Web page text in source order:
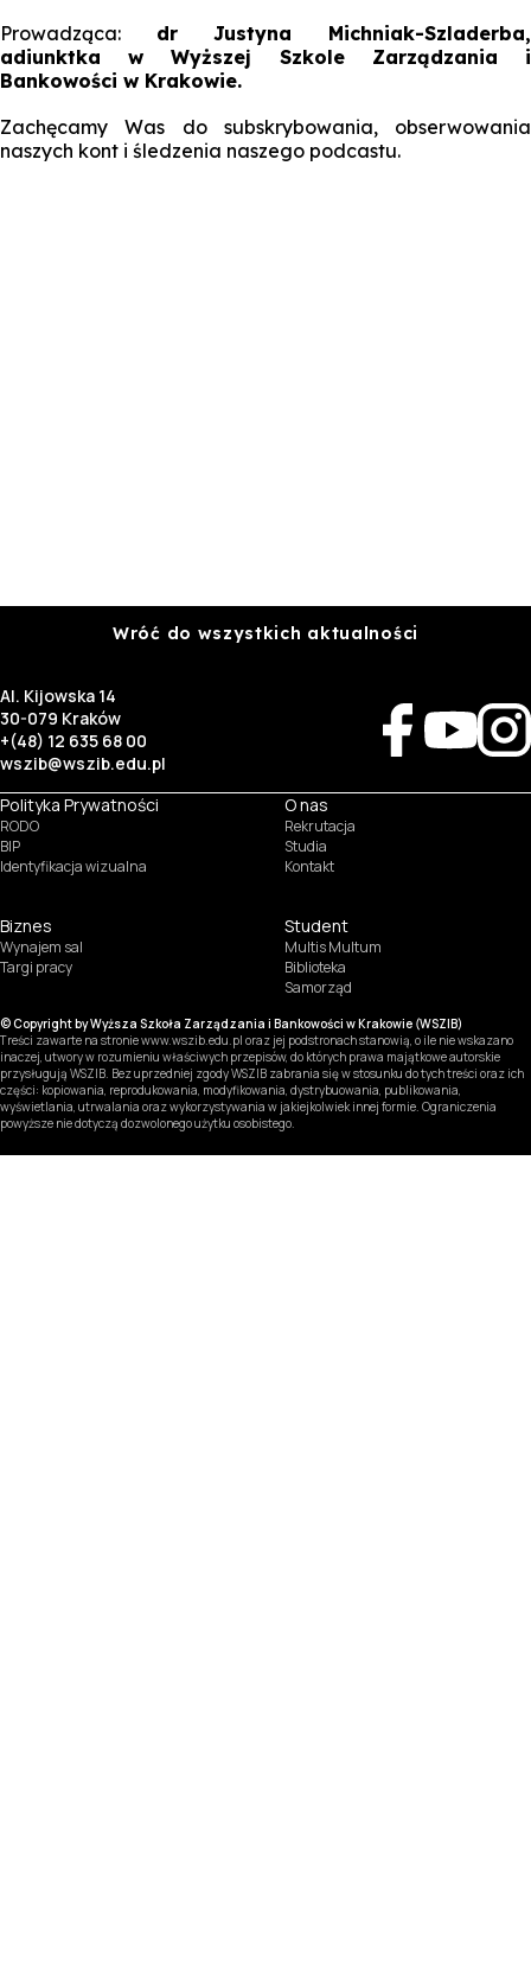
Prowadząca: dr Justyna Michniak-Szladerba,
adiunktka w Wyższej Szkole Zarządzania i
Bankowości w Krakowie.
Zachęcamy Was do subskrybowania, obserwowania
naszych kont i śledzenia naszego podcastu.
Wróć do wszystkich aktualności
Al. Kijowska 14
30-079 Kraków
+(48) 12 635 68 00
wszib@wszib.edu.pl
Polityka Prywatności
RODO
BIP
Identyfikacja wizualna
O nas
Rekrutacja
Studia
Kontakt
Biznes
Wynajem sal
Targi pracy
Student
Multis Multum
Biblioteka
Samorząd
© Copyright by Wyższa Szkoła Zarządzania i Bankowości w Krakowie (WSZIB)
Treści zawarte na stronie www.wszib.edu.pl oraz jej podstronach stanowią, o ile nie wskazano
inaczej, utwory w rozumieniu właściwych przepisów, do których prawa majątkowe autorskie
przysługują WSZIB. Bez uprzedniej zgody WSZIB zabrania się w stosunku do tych treści oraz ich
części: kopiowania, reprodukowania, modyfikowania, dystrybuowania, publikowania,
wyświetlania, utrwalania oraz wykorzystywania w jakiejkolwiek innej formie. Ograniczenia
powyższe nie dotyczą dozwolonego użytku osobistego.